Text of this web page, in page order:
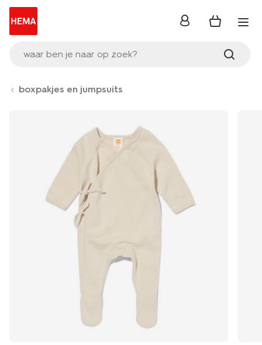
waar ben je naar op zoek?
inloggen
boxpakjes en jumpsuits